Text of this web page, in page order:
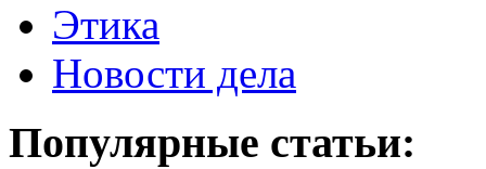
Этика
Новости дела
Популярные статьи: